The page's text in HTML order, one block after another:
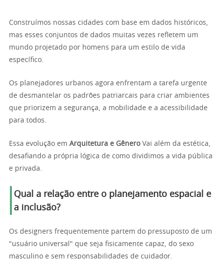
Construímos nossas cidades com base em dados históricos,
mas esses conjuntos de dados muitas vezes refletem um
mundo projetado por homens para um estilo de vida
específico.
Os planejadores urbanos agora enfrentam a tarefa urgente
de desmantelar os padrões patriarcais para criar ambientes
que priorizem a segurança, a mobilidade e a acessibilidade
para todos.
Essa evolução em Arquitetura e GêneroVai além da estética,
desafiando a própria lógica de como dividimos a vida pública
e privada.
Qual a relação entre o planejamento espacial e
a inclusão?
Os designers frequentemente partem do pressuposto de um
"usuário universal" que seja fisicamente capaz, do sexo
masculino e sem responsabilidades de cuidador.